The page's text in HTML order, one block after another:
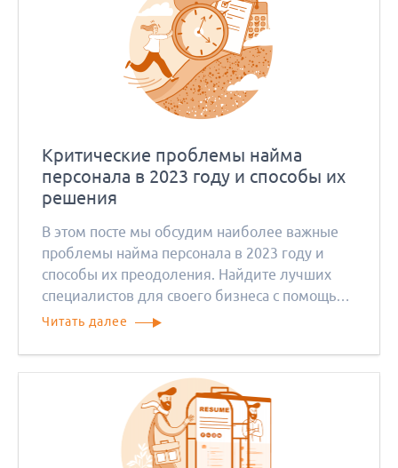
Критические проблемы найма
персонала в 2023 году и способы их
решения
В этом посте мы обсудим наиболее важные
проблемы найма персонала в 2023 году и
способы их преодоления. Найдите лучших
специалистов для своего бизнеса с помощью
наших советов.
Читать далее